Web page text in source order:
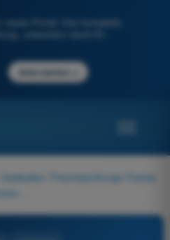
neues Portal: Ihre komplette
unterstützt durch KI.
Jetzt starten
Gasballon Theorieprüfungs-Trainer